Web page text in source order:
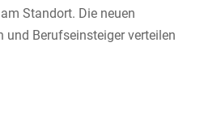
Standort. Die neuen
und Berufseinsteiger verteilen